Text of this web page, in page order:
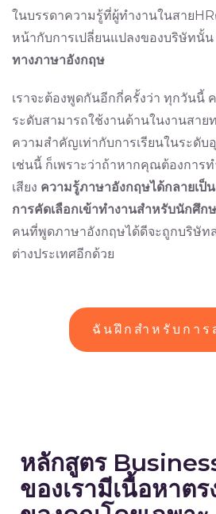
ในบรรดาความรู้ที่ผู้ทำงานในสาย
หน้ากับการเปลี่ยนแปลงของบริษัทนั้
ทางภาษาอังกฤษ
เราจะต้องพูดกันอีกกี่ครั้งว่า ทุกวันนี้
ระดับสามารถใช้งานด้านในงานสา
ความสำคัญเท่ากับการเรียนในระดับ
เช่นนี้ ก็เพราะว่าถ้าหากคุณต้องการ
เสียง ความรู้ภาษาอังกฤษได้กลายเ
การคัดเลือกเข้าทำงานสำหรับนักศึก
คนที่พูดภาษาอังกฤษได้ดีจะถูกบริษัท
ต่างประเทศอีกด้วย
ฉันฝึกสำหรับการ
หลักสูตร
ของเรามีเนื้อหาต